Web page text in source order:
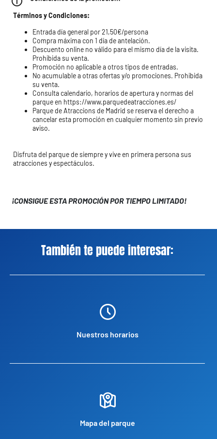
Términos y Condiciones:
Entrada día general por 21,50€/persona
Compra máxima con 1 día de antelación.
Descuento online no válido para el mismo día de la visita.
Prohibida su venta.
Promoción no aplicable a otros tipos de entradas.
No acumulable a otras ofertas y/o promociones. Prohibida
su venta.
Consulta calendario, horarios de apertura y normas del
parque en https://www.parquedeatracciones.es/
Parque de Atraccions de Madrid se reserva el derecho a
cancelar esta promoción en cualquier momento sin previo
aviso.
Disfruta del parque de siempre y vive en primera persona sus
atracciones y espectáculos.
¡CONSIGUE ESTA PROMOCIÓN POR TIEMPO LIMITADO!
También te puede interesar:
Nuestros horarios
Mapa del parque